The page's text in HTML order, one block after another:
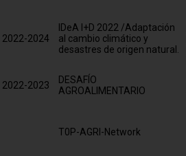
2022-2024
IDeA I+D 2022 /Adaptación
al cambio climático y
desastres de origen natural.
2022-2023
DESAFÍO
AGROALIMENTARIO
T0P-AGRI-Network